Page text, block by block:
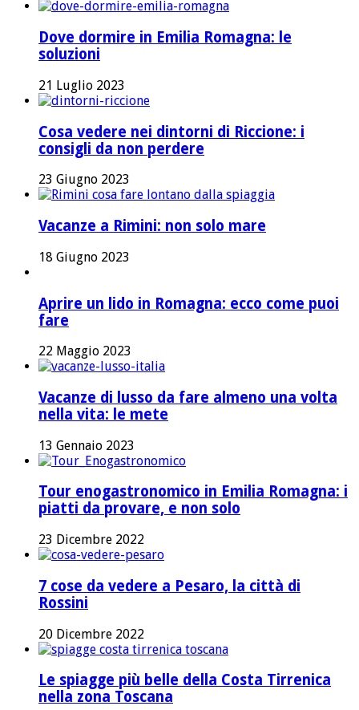
Dove dormire in Emilia Romagna: le
soluzioni
21 Luglio 2023
Cosa vedere nei dintorni di Riccione: i
consigli da non perdere
23 Giugno 2023
Vacanze a Rimini: non solo mare
18 Giugno 2023
Aprire un lido in Romagna: ecco come puoi
fare
22 Maggio 2023
Vacanze di lusso da fare almeno una volta
nella vita: le mete
13 Gennaio 2023
Tour enogastronomico in Emilia Romagna: i
piatti da provare, e non solo
23 Dicembre 2022
7 cose da vedere a Pesaro, la città di
Rossini
20 Dicembre 2022
Le spiagge più belle della Costa Tirrenica
nella zona Toscana